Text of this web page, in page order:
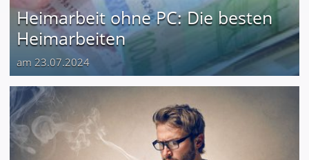
Heimarbeit ohne PC: Die besten
Heimarbeiten
am 23.07.2024